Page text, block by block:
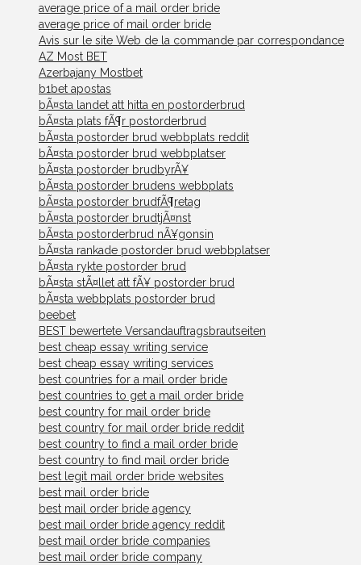
average price of a mail order bride
average price of mail order bride
Avis sur le site Web de la commande par correspondance
AZ Most BET
Azerbajany Mostbet
b1bet apostas
bÃ¤sta landet att hitta en postorderbrud
bÃ¤sta plats fÃ¶r postorderbrud
bÃ¤sta postorder brud webbplats reddit
bÃ¤sta postorder brud webbplatser
bÃ¤sta postorder brudbyrÃ¥
bÃ¤sta postorder brudens webbplats
bÃ¤sta postorder brudfÃ¶retag
bÃ¤sta postorder brudtjÃ¤nst
bÃ¤sta postorderbrud nÃ¥gonsin
bÃ¤sta rankade postorder brud webbplatser
bÃ¤sta rykte postorder brud
bÃ¤sta stÃ¤llet att fÃ¥ postorder brud
bÃ¤sta webbplats postorder brud
beebet
BEST bewertete Versandauftragsbrautseiten
best cheap essay writing service
best cheap essay writing services
best countries for a mail order bride
best countries to get a mail order bride
best country for mail order bride
best country for mail order bride reddit
best country to find a mail order bride
best country to find mail order bride
best legit mail order bride websites
best mail order bride
best mail order bride agency
best mail order bride agency reddit
best mail order bride companies
best mail order bride company